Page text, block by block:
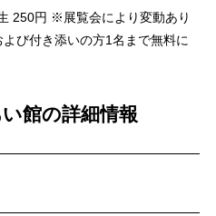
250円 ※展覧会により変動あり
び付き添いの方1名まで無料に
館の詳細情報